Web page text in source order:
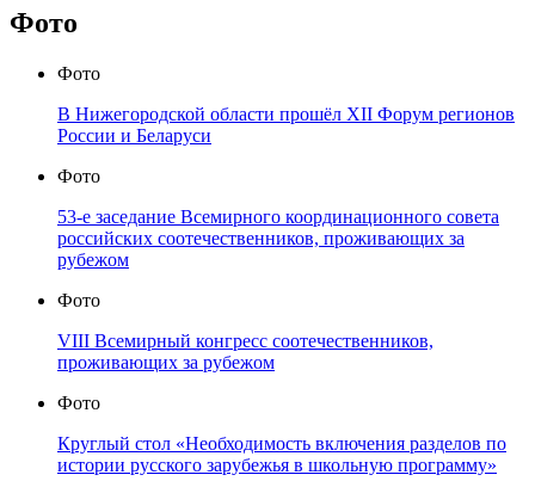
Фото
Фото
В Нижегородской области прошёл XII Форум регионов
России и Беларуси
Фото
53-е заседание Всемирного координационного совета
российских соотечественников, проживающих за
рубежом
Фото
VIII Всемирный конгресс соотечественников,
проживающих за рубежом
Фото
Круглый стол «Необходимость включения разделов по
истории русского зарубежья в школьную программу»